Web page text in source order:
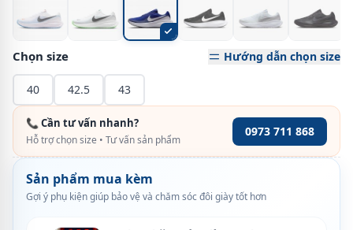
Chọn size Hướng dẫn chọn size
40 42.5 43
📞 Cần tư vấn nhanh?
Hỗ trợ chọn size • Tư vấn sản phẩm
0973 711 868
Sản phẩm mua kèm
Gợi ý phụ kiện giúp bảo vệ và chăm sóc đôi giày tốt hơn